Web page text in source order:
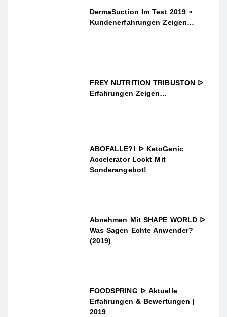
DermaSuction Im Test 2019 »
Kundenerfahrungen Zeigen…
FREY NUTRITION TRIBUSTON ᐅ
Erfahrungen Zeigen…
ABOFALLE?! ᐅ KetoGenic
Accelerator Lockt Mit
Sonderangebot!
Abnehmen Mit SHAPE WORLD ᐅ
Was Sagen Echte Anwender?
(2019)
FOODSPRING ᐅ Aktuelle
Erfahrungen & Bewertungen |
2019